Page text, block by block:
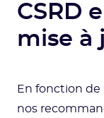
CSRD
mise à
En fonction de
nos